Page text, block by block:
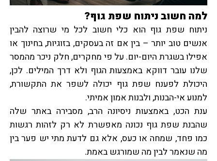
למה חשוב ניתוח שפת גוף?
ניתוח שפת גוף הוא כלי חשוב לכל מי שרוצה להבין
אנשים טוב יותר – בין אם זה בעסקים, בזוגיות, בחינוך או
אפילו בשגרת היום-יום. על פי מחקרים, חלק ניכר מהמסר
שלנו עובר דווקא באמצעות הגוף ולא דרך המילים. לכן,
היכולת לפענח שפת גוף יכולה לשפר את התקשורת,
למנוע אי-הבנות, ולבנות אמון אמיתי.
ענת הכט, באמצעות ניסיונה הרב, מסבירה באתר שלה
שהבנת שפת גוף נכונה מאפשרת לא רק לזהות רגשות
כמו פחד, שמחה או כעס, אלא גם לדעת מתי יש פער בין
מה שנאמר לבין מה שמורגש באמת.